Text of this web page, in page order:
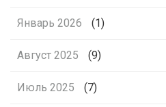
Январь 2026 (1)
Август 2025 (9)
Июль 2025 (7)